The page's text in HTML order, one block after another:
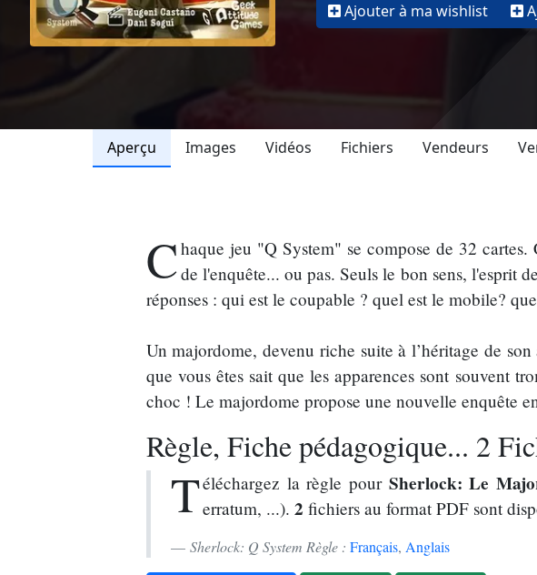
Ajouter à ma wishlist
Aperçu Images Vidéos Fichiers Vendeurs
Chaque jeu "Q System" se compose de 32
de l'enquête... ou pas. Seuls le bon sens, l'esprit
réponses : qui est le coupable ? quel est le mobile?
Un majordome, devenu riche suite à l’héritage de
que vous êtes sait que les apparences sont souvent
choc ! Le majordome propose une nouvelle enquête
Règle, Fiche pédagogique... 2
Téléchargez la règle pour Sherlock: Le
erratum, ...).2 fichiers au format PDF sont
Sherlock: Q System Règle : Français, Anglais